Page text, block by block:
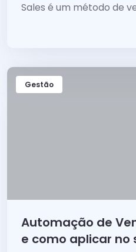
Sales é um método de
Gestão
Automação de
e como aplicar no